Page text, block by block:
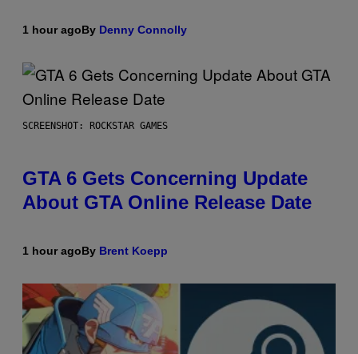
1 hour agoBy Denny Connolly
SCREENSHOT: ROCKSTAR GAMES
GTA 6 Gets Concerning Update
About GTA Online Release Date
1 hour agoBy Brent Koepp